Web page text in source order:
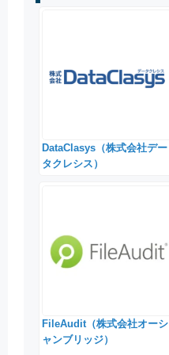
DataClasys（株式会社デー
タクレシス）
FileAudit（株式会社オーシ
ャンブリッジ）